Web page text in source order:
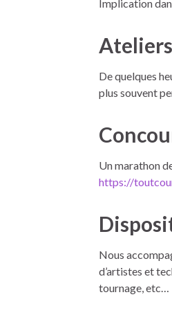
Implication
De quelques
plus souvent
Un marathon
https://
Nous
d’artistes et
tournage, etc…